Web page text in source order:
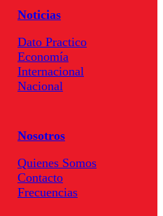
Noticias
Dato Practico
Economía
Internacional
Nacional
Nosotros
Quienes Somos
Contacto
Frecuencias